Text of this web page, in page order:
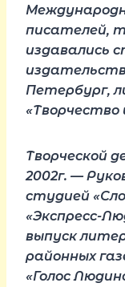
писателей,
издавались
Петербург,
«Творчество
Творческой
2002г. —
студией
«Экспресс-
выпуск
районных
«Голос